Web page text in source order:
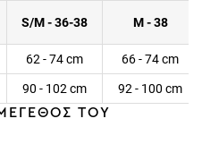
S/M - 36-38 M - 38
62 - 74 cm 66 - 74 cm
90 - 102 cm
92 - 100 cm
ΤΟΥ